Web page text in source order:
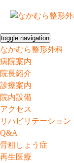
toggle navigation
なかむら整形外科
病院案内
院長紹介
診療案内
院内設備
アクセス
リハビリテーション
Q&A
骨粗しょう症
再生医療